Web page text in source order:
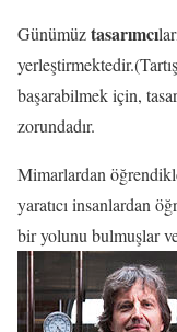
Günümüztasarımcı
başarabilmek için,
zorundadır.
Mimarlardan
yaratıcı insanlardan
bir yolunu bulmuşlar